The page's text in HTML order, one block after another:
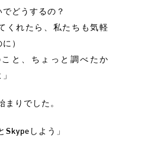
でどうするの？
くれたら、私たちも気軽
）
と、ちょっと調べたか
まりでした。
Skypeしよう」